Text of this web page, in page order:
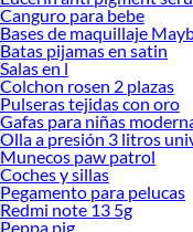
Canguro para bebe
Bases de maquillaje
Batas pijamas en satin
Salas en l
Colchon rosen 2 plazas
Pulseras tejidas con oro
Gafas para niñas
Olla a presión 3 litros
Munecos paw patrol
Coches y sillas
Pegamento para pelucas
Redmi note 13 5g
Peppa pig